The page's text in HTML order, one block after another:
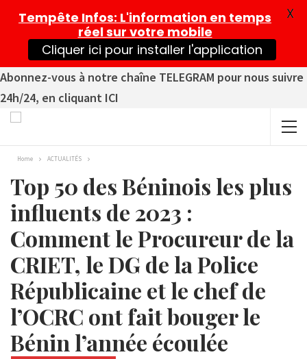
Abonnez-vous à notre chaîne TELEGRAM pour nous suivre
24h/24, en cliquant ICI
Home ACTUALITÉS
Top 50 des Béninois les plus
influents de 2023 :
Comment le Procureur de la
CRIET, le DG de la Police
Républicaine et le chef de
l’OCRC ont fait bouger le
Bénin l’année écoulée
Tempête Infos: L'information en temps
réel sur votre mobile
Cliquer ici pour installer l'application
X